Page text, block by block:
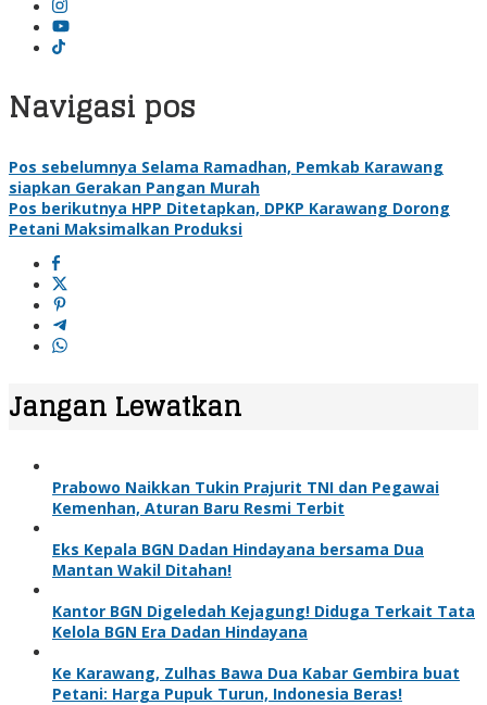
Navigasi pos
Pos sebelumnya Selama Ramadhan, Pemkab Karawang
siapkan Gerakan Pangan Murah
Pos berikutnya HPP Ditetapkan, DPKP Karawang Dorong
Petani Maksimalkan Produksi
Jangan Lewatkan
Prabowo Naikkan Tukin Prajurit TNI dan Pegawai
Kemenhan, Aturan Baru Resmi Terbit
Eks Kepala BGN Dadan Hindayana bersama Dua
Mantan Wakil Ditahan!
Kantor BGN Digeledah Kejagung! Diduga Terkait Tata
Kelola BGN Era Dadan Hindayana
Ke Karawang, Zulhas Bawa Dua Kabar Gembira buat
Petani: Harga Pupuk Turun, Indonesia Beras!